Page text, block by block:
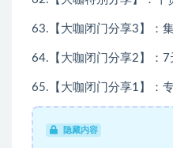
63.【大咖闭门分享3】：
64.【大咖闭门分享2】：
65.【大咖闭门分享1】：
隐藏内容